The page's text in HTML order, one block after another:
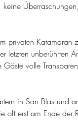
privaten Katamaran
letzten unberührten
Gäste volle
in San Blas und
oft erst am Ende der